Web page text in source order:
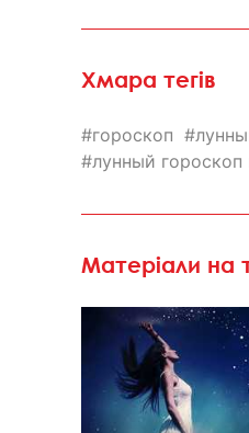
Хмара тегів
гороскоп
лунный гороскоп
Матеріали на